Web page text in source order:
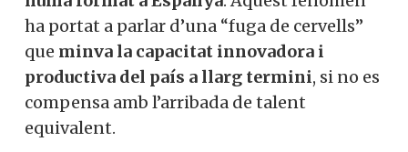
ha portat a parlar d’una “fuga de cervells”
que minva la capacitat innovadora i
productiva del país a llarg termini, si no es
compensa amb l’arribada de talent
equivalent.